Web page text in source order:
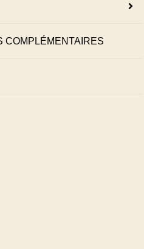
COMPLÉMENTAIRES